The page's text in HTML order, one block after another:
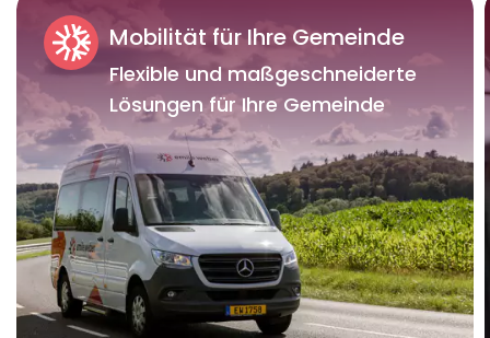
Mobilität für Ihre Gemeinde
Flexible und maßgeschneiderte
Lösungen für Ihre Gemeinde